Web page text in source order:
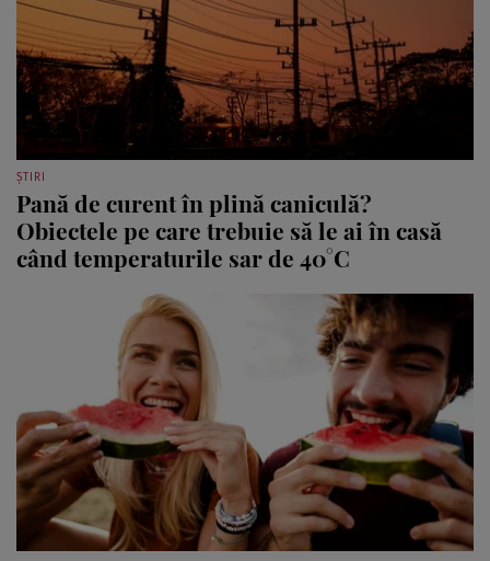
ȘTIRI
Pană de curent în plină caniculă?
Obiectele pe care trebuie să le ai în casă
când temperaturile sar de 40°C